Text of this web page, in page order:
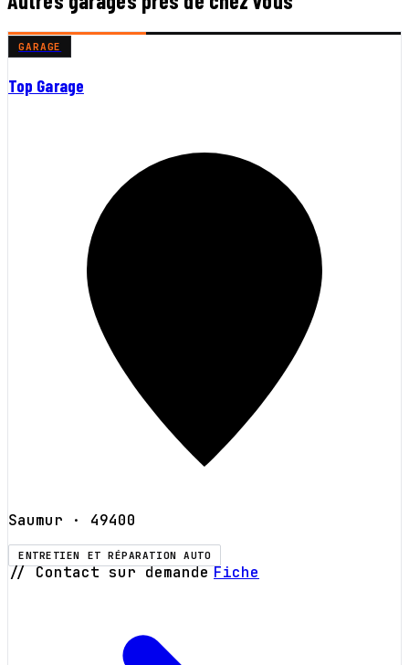
GARAGE
Top Garage
Saumur · 49400
ENTRETIEN ET RÉPARATION AUTO
// Contact sur demande Fiche